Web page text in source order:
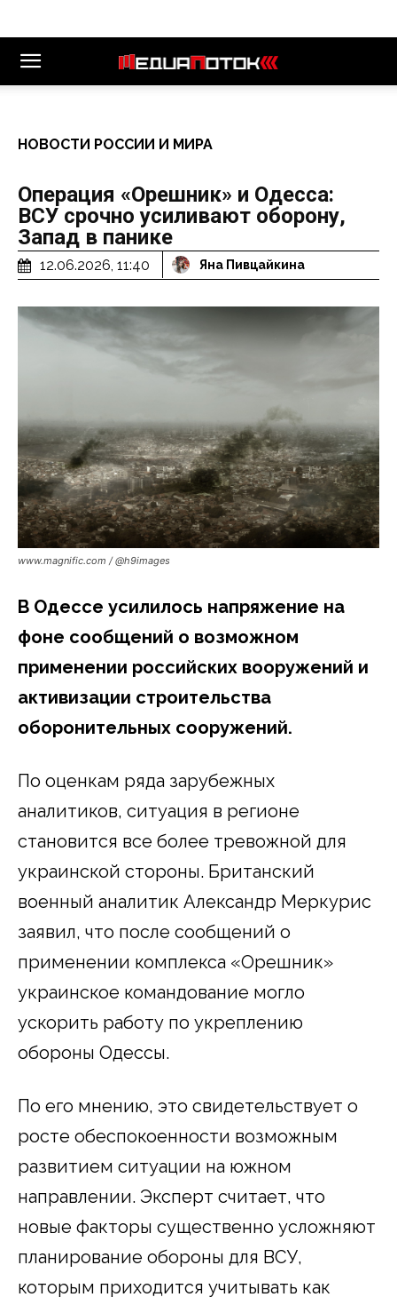
НОВОСТИ РОССИИ И МИРА
Операция «Орешник» и Одесса:
ВСУ срочно усиливают оборону,
Запад в панике
12.06.2026, 11:40 Яна Пивцайкина
www.magnific.com / @h9images
В Одессе усилилось напряжение на
фоне сообщений о возможном
применении российских вооружений и
активизации строительства
оборонительных сооружений.
По оценкам ряда зарубежных
аналитиков, ситуация в регионе
становится все более тревожной для
украинской стороны. Британский
военный аналитик Александр Меркурис
заявил, что после сообщений о
применении комплекса «Орешник»
украинское командование могло
ускорить работу по укреплению
обороны Одессы.
По его мнению, это свидетельствует о
росте обеспокоенности возможным
развитием ситуации на южном
направлении. Эксперт считает, что
новые факторы существенно усложняют
планирование обороны для ВСУ,
которым приходится учитывать как